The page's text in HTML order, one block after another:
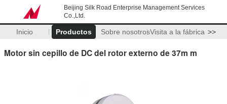
Beijing Silk Road Enterprise Management Services
Co.,Ltd.
Inicio Productos Sobre nosotrosVisita a la fábrica >>
Motor sin cepillo de DC del rotor externo de 37m m